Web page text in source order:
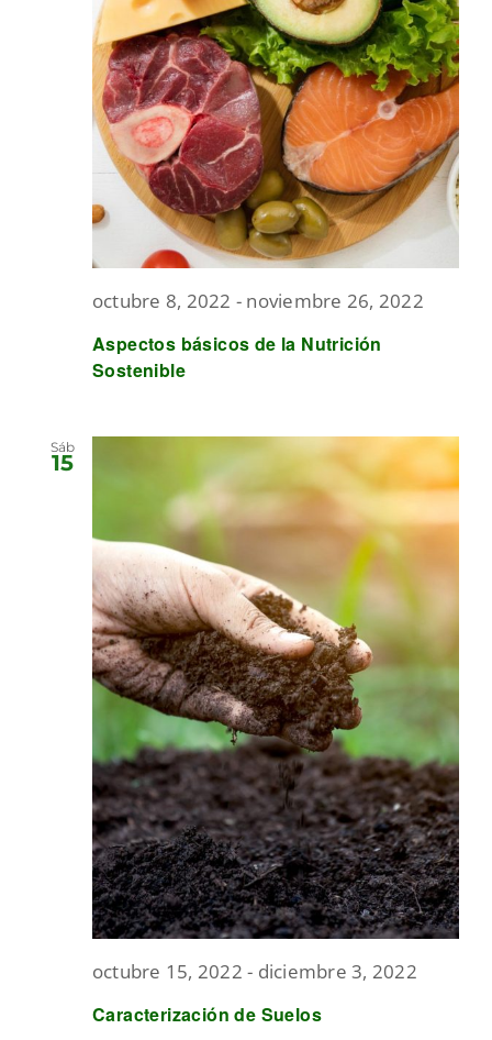
Aspectos básicos de la Nutrición
Sostenible
octubre 8, 2022 - noviembre 26, 2022
Sáb
15
Caracterización de Suelos
octubre 15, 2022 - diciembre 3, 2022